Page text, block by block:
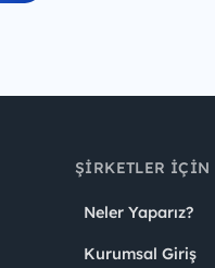
ŞIRKETLER İÇIN
Neler Yaparız?
Kurumsal Giriş